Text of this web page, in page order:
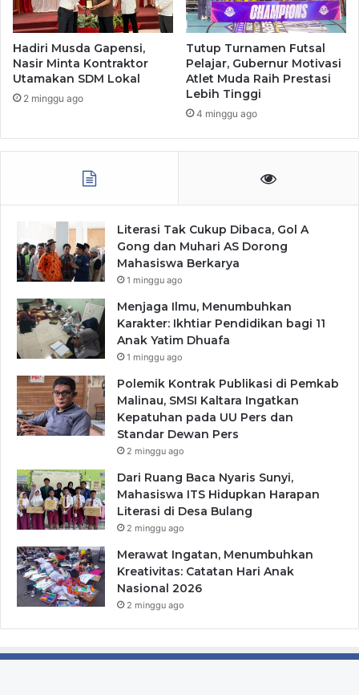
Hadiri Musda Gapensi,
Nasir Minta Kontraktor
Utamakan SDM Lokal
2 minggu ago
Tutup Turnamen Futsal
Pelajar, Gubernur Motivasi
Atlet Muda Raih Prestasi
Lebih Tinggi
4 minggu ago
Literasi Tak Cukup Dibaca, Gol A
Gong dan Muhari AS Dorong
Mahasiswa Berkarya
1 minggu ago
Menjaga Ilmu, Menumbuhkan
Karakter: Ikhtiar Pendidikan bagi 11
Anak Yatim Dhuafa
1 minggu ago
Polemik Kontrak Publikasi di Pemkab
Malinau, SMSI Kaltara Ingatkan
Kepatuhan pada UU Pers dan
Standar Dewan Pers
2 minggu ago
Dari Ruang Baca Nyaris Sunyi,
Mahasiswa ITS Hidupkan Harapan
Literasi di Desa Bulang
2 minggu ago
Merawat Ingatan, Menumbuhkan
Kreativitas: Catatan Hari Anak
Nasional 2026
2 minggu ago